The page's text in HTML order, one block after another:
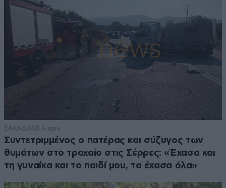
ΕΛΛΑΔΑ38 λ. πριν
Συντετριμμένος ο πατέρας και σύζυγος των
θυμάτων στο τροχαίο στις Σέρρες: «Έχασα και
τη γυναίκα και το παιδί μου, τα έχασα όλα»